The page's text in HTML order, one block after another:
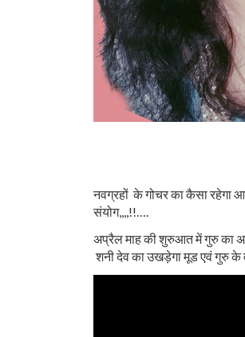
नवग्रहों के गोचर का कैसा रहेगा
संयोग,,,,!!….
अप्रैल माह की शुरुआत में गुरु का
शनी देव का उखड़ेगा मूड एवं गुरु के